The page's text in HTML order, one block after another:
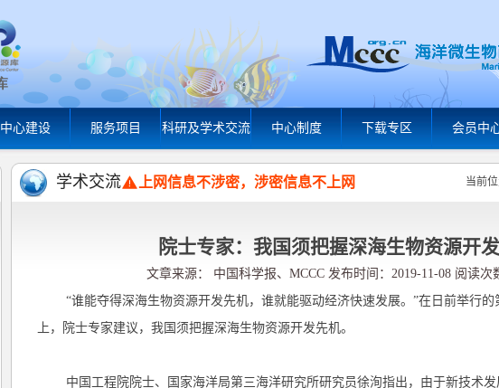
中心建设 服务项目 科研及学术交流 中心制度 下载专区 会员中
学术交流 当前位
上网信息不涉密，涉密信息不上网
院士专家：我国须把握深海生物资源开
文章来源： 中国科学报、MCCC 发布时间：2019-11-08 阅读次
“谁能夺得深海生物资源开发先机，谁就能驱动经济快速发展。”在日前举行
上，院士专家建议，我国须把握深海生物资源开发先机。
中国工程院院士、国家海洋局第三海洋研究所研究员徐洵指出，由于新技术